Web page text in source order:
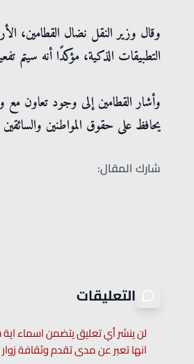
التطبيقات الذكية، مؤكدًا أنه سيتم
وأشار القطامين إلى وجود تعاون
يحافظ على حقوق المواطنين والسائقين
شارك المقال:
التعليقات
لن ينشر أي تعليق يتضمن اسماء اية
انها تعبر عن مدى تقدم وثقافة